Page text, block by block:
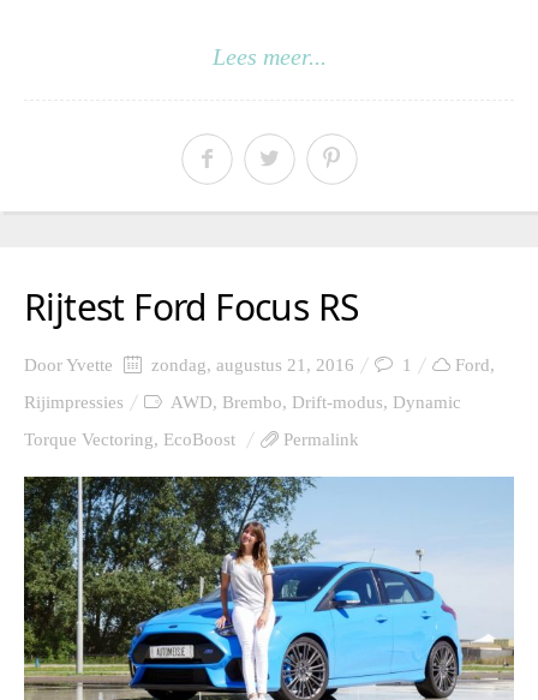
Lees meer...
Rijtest Ford Focus RS
DoorYvette zondag, augustus 21, 2016 1 Ford,
Rijimpressies
AWD, Brembo, Drift-modus, Dynamic
Torque Vectoring, EcoBoost Permalink